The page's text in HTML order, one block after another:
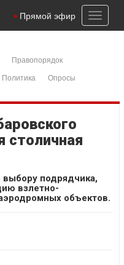
Toggle
Прямой эфир
Правопорядок
Политика
Опросы
столичная
подрядчика,
взлетно-
объектов.